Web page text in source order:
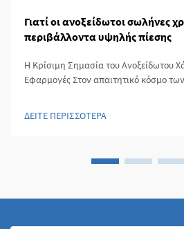
Γιατί οι ανοξείδωτοι σωλήνες
περιβάλλοντα υψηλής πίεσης
Η Κρίσιμη Σημασία του Ανοξείδωτου
Εφαρμογές Στον απαιτητικό κόσμο
σωλήνες έχουν εμφανιστεί ως οι συν...
ΔΕΙΤΕ ΠΕΡΙΣΣΟΤΕΡΑ